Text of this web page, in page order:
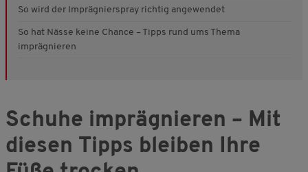
So wird der Imprägnierspray richtig angewendet
So hat Nässe keine Chance – Tipps rund ums Thema
imprägnieren
Schuhe imprägnieren – Mit
diesen Tipps bleiben Ihre